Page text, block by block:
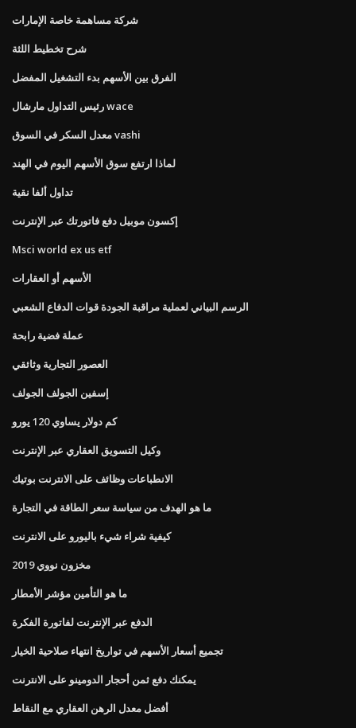
شركة مساهمة خاصة الإمارات
شرح تخطيط اللثة
الفرق بين الأسهم بدء التشغيل المفضل
رئيس التداول مارشال wace
معدل السكر في السوق vashi
لماذا ارتفع سوق الأسهم اليوم في الهند
تداول ألفا نقية
إكسون موبيل دفع فاتورتك عبر الإنترنت
Msci world ex us etf
الأسهم أو العقارات
الرسم البياني لعملية مراقبة الجودة قوات الدفاع الشعبي
عملة فضية رابحة
العصور التجارية وثائقي
إسفين الجولف الجولف
كم دولار يساوي 120 يورو
وكيل التسويق العقاري عبر الإنترنت
الانطباعات وظائف على الانترنت بوتيك
ما هو الهدف من سياسة سعر الطاقة في التجارة
كيفية شراء شيء باليورو على الانترنت
مخزون نووي 2019
ما هو التأمين مؤشر الأمطار
الدفع عبر الإنترنت لفاتورة الفكرة
تجميع أسعار الأسهم في تواريخ انتهاء صلاحية الخيار
يمكنك دفع ثمن أحجار الدومينو على الانترنت
أفضل معدل الرهن العقاري مع النقاط